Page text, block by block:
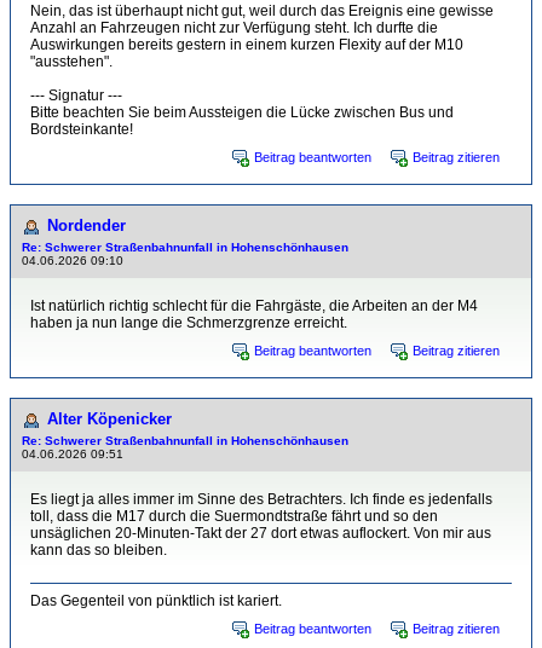
Nein, das ist überhaupt nicht gut, weil durch das Ereignis eine gewisse
Anzahl an Fahrzeugen nicht zur Verfügung steht. Ich durfte die
Auswirkungen bereits gestern in einem kurzen Flexity auf der M10
"ausstehen".
--- Signatur ---
Bitte beachten Sie beim Aussteigen die Lücke zwischen Bus und
Bordsteinkante!
Beitrag beantworten Beitrag zitieren
Nordender
Re: Schwerer Straßenbahnunfall in Hohenschönhausen
04.06.2026 09:10
Ist natürlich richtig schlecht für die Fahrgäste, die Arbeiten an der M4
haben ja nun lange die Schmerzgrenze erreicht.
Beitrag beantworten Beitrag zitieren
Alter Köpenicker
Re: Schwerer Straßenbahnunfall in Hohenschönhausen
04.06.2026 09:51
Es liegt ja alles immer im Sinne des Betrachters. Ich finde es jedenfalls
toll, dass die M17 durch die Suermondtstraße fährt und so den
unsäglichen 20-Minuten-Takt der 27 dort etwas auflockert. Von mir aus
kann das so bleiben.
Das Gegenteil von pünktlich ist kariert.
Beitrag beantworten Beitrag zitieren